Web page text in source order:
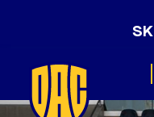
SK